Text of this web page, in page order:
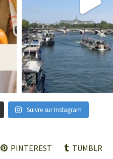
Suivre sur Instagram
PINTEREST TUMBLR